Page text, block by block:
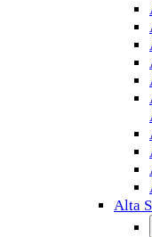
Alta